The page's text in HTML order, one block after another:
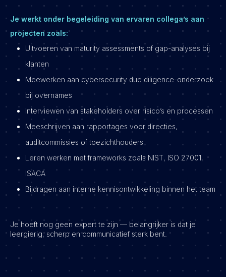
Je werkt onder begeleiding van ervaren collega’s aan
projecten zoals:
Uitvoeren van maturity assessments of gap-analyses bij
klanten
Meewerken aan cybersecurity due diligence-onderzoek
bij overnames
Interviewen van stakeholders over risico’s en processen
Meeschrijven aan rapportages voor directies,
auditcommissies of toezichthouders
Leren werken met frameworks zoals NIST, ISO 27001,
ISACA
Bijdragen aan interne kennisontwikkeling binnen het team
Je hoeft nog geen expert te zijn — belangrijker is dat je
leergierig, scherp en communicatief sterk bent.